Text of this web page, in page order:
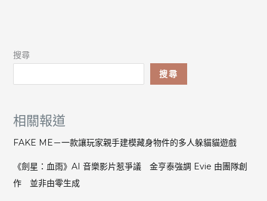
搜尋
搜尋
相關報道
FAKE ME－一款讓玩家親手建模藏身物件的多人躲貓貓遊戲
《劍星：血雨》AI 音樂影片惹爭議 金亨泰強調 Evie 由團隊創
作 並非由零生成